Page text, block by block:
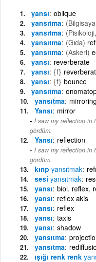
yansı oblique
yansıtma
yansıtma
yansıtma (Gıda)
yansıtma (Askeri)
yansı reverberate
yansı {f}
yansı {f} bounce
yansıtma
yansıtma mirroring
Yansı mirror
I saw my reflection in
gördüm.
Yansı reflection
I saw my reflection in
gördüm.
kırıp yansıtmak
sesi yansıtmak
yansı biol. reflex,
yansı reflex akis
yansı reflex
yansı taxis
yansı shadow
yansıtma
yansıtma
ışığı renk renk